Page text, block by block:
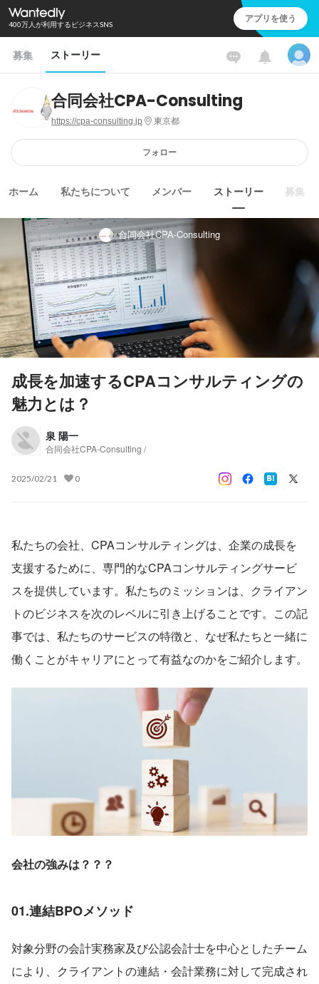
400万人が利用するビジネスSNS アプリを使う
募集 ストーリー
合同会社CPA-Consulting
https://cpa-consulting.jp 東京都
フォロー
ホーム 私たちについて メンバー ストーリー 募集
合同会社CPA-Consulting
成長を加速するCPAコンサルティングの
魅力とは？
泉 陽一
合同会社CPA-Consulting /
2025/02/21 0
私たちの会社、CPAコンサルティングは、企業の成長を
支援するために、専門的なCPAコンサルティングサービ
スを提供しています。私たちのミッションは、クライアン
トのビジネスを次のレベルに引き上げることです。この記
事では、私たちのサービスの特徴と、なぜ私たちと一緒に
働くことがキャリアにとって有益なのかをご紹介します。
会社の強みは？？？
01.連結BPOメソッド
対象分野の会計実務家及び公認会計士を中心としたチーム
により、クライアントの連結・会計業務に対して完成され